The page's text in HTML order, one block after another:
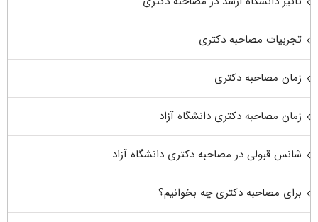
تجربیات مصاحبه دکتری
زمان مصاحبه دکتری
زمان مصاحبه دکتری دانشگاه آزاد
شانس قبولی در مصاحبه دکتری دانشگاه آزاد
برای مصاحبه دکتری چه بخوانیم؟